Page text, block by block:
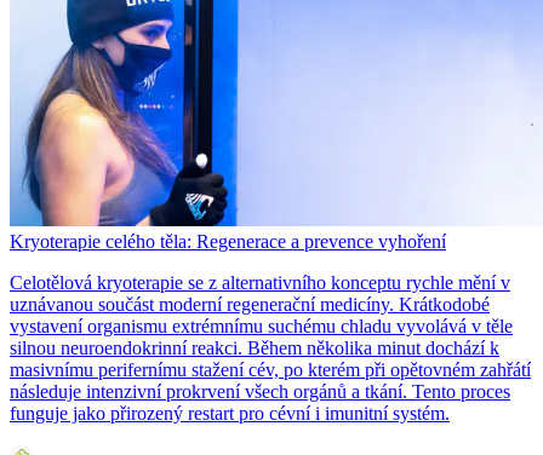
Kryoterapie celého těla: Regenerace a prevence vyhoření
Celotělová kryoterapie se z alternativního konceptu rychle mění v
uznávanou součást moderní regenerační medicíny. Krátkodobé
vystavení organismu extrémnímu suchému chladu vyvolává v těle
silnou neuroendokrinní reakci. Během několika minut dochází k
masivnímu perifernímu stažení cév, po kterém při opětovném zahřátí
následuje intenzivní prokrvení všech orgánů a tkání. Tento proces
funguje jako přirozený restart pro cévní i imunitní systém.